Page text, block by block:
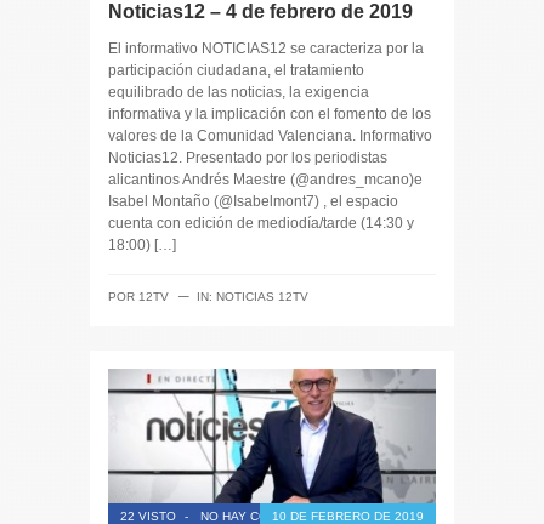
Noticias12 – 4 de febrero de 2019
El informativo NOTICIAS12 se caracteriza por la
participación ciudadana, el tratamiento
equilibrado de las noticias, la exigencia
informativa y la implicación con el fomento de los
valores de la Comunidad Valenciana. Informativo
Noticias12. Presentado por los periodistas
alicantinos Andrés Maestre (@andres_mcano)e
Isabel Montaño (@Isabelmont7) , el espacio
cuenta con edición de mediodía/tarde (14:30 y
18:00) […]
POR 12TV ─ IN: NOTICIAS 12TV
22 VISTO - NO HAY COMENTARIOS10 DE FEBRERO DE 2019